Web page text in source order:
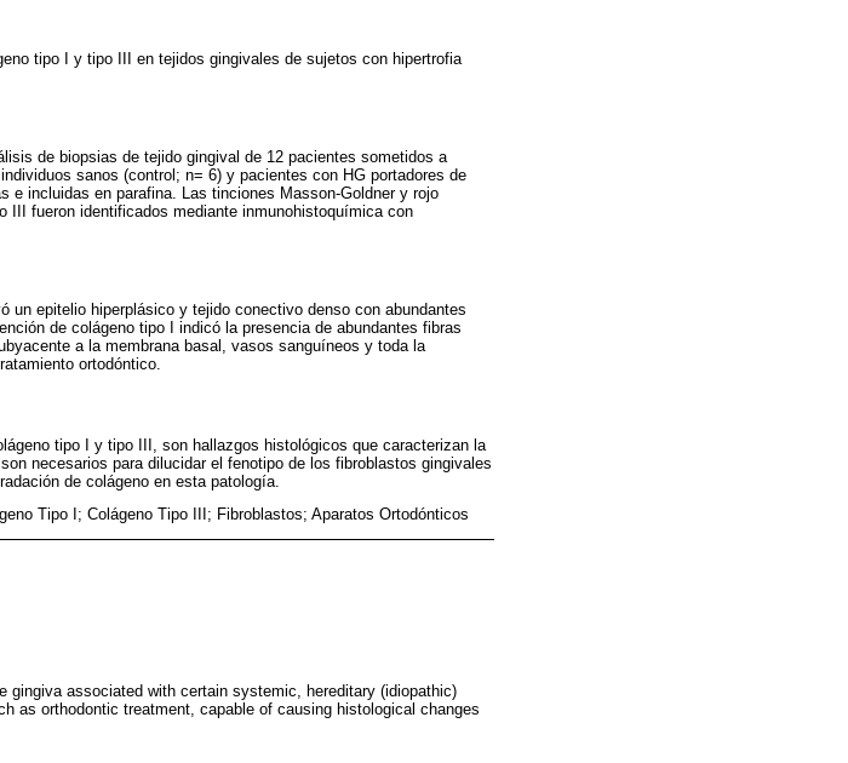
tipo I y tipo III en tejidos gingivales de sujetos con hipertrofia
de biopsias de tejido gingival de 12 pacientes sometidos a
sanos (control; n= 6) y pacientes con HG portadores de
e incluidas en parafina. Las tinciones Masson-Goldner y rojo
III fueron identificados mediante inmunohistoquímica con
un epitelio hiperplásico y tejido conectivo denso con abundantes
de colágeno tipo I indicó la presencia de abundantes fibras
a la membrana basal, vasos sanguíneos y toda la
ortodóntico.
tipo I y tipo III, son hallazgos histológicos que caracterizan la
necesarios para dilucidar el fenotipo de los fibroblastos gingivales
de colágeno en esta patología.
Tipo I; Colágeno Tipo III; Fibroblastos; Aparatos Ortodónticos
associated with certain systemic, hereditary (idiopathic)
as orthodontic treatment, capable of causing histological changes